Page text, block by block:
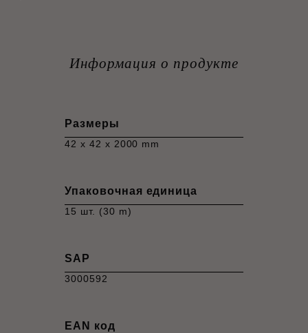
Информация о продукте
Размеры
42 x 42 x 2000 mm
Упаковочная единица
15 шт. (30 m)
SAP
3000592
EAN код